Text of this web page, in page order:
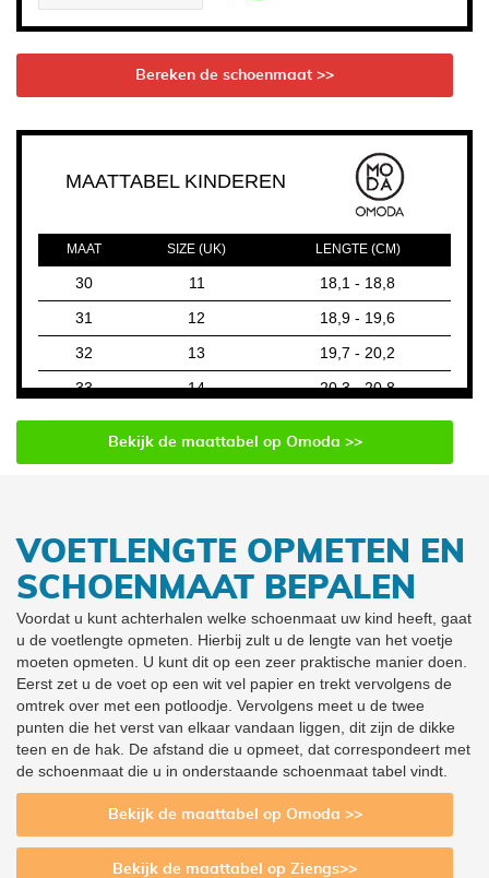
Bereken de schoenmaat >>
MAATTABEL KINDEREN
MAAT SIZE (UK) LENGTE (CM)
30 11 18,1 - 18,8
31 12 18,9 - 19,6
32 13 19,7 - 20,2
33 14 20,3 - 20,8
34 1.5
Bekijk de maattabel op Omoda >>
VOETLENGTE OPMETEN EN
SCHOENMAAT BEPALEN
Voordat u kunt achterhalen welke schoenmaat uw kind heeft, gaat
u de voetlengte opmeten. Hierbij zult u de lengte van het voetje
moeten opmeten. U kunt dit op een zeer praktische manier doen.
Eerst zet u de voet op een wit vel papier en trekt vervolgens de
omtrek over met een potloodje. Vervolgens meet u de twee
punten die het verst van elkaar vandaan liggen, dit zijn de dikke
teen en de hak. De afstand die u opmeet, dat correspondeert met
de schoenmaat die u in onderstaande schoenmaat tabel vindt.
Bekijk de maattabel op Omoda >>
Bekijk de maattabel op Ziengs>>